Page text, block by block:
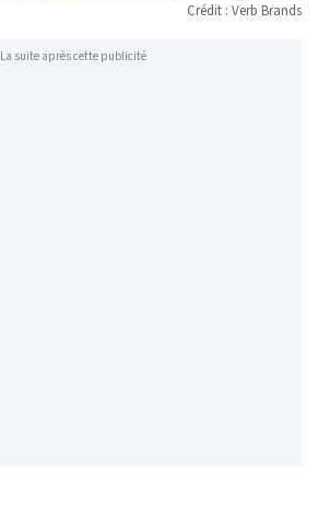
Crédit : Verb Brands
La suite après cette publicité